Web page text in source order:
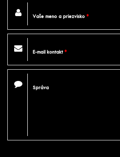
Vaše meno a priezvisko *
E-mail kontakt*
Správa